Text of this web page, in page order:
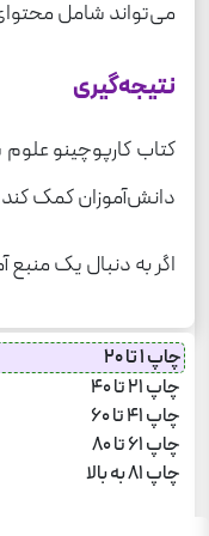
می‌تواند شامل
نتیجه‌گیری
کتاب کارپوچینو
دانش‌آموزان کمک
اگر به دنبال یک
چاپ 1 تا 20
چاپ 21 تا 40
چاپ 41 تا 60
چاپ 61 تا 80
چاپ 81 به بالا